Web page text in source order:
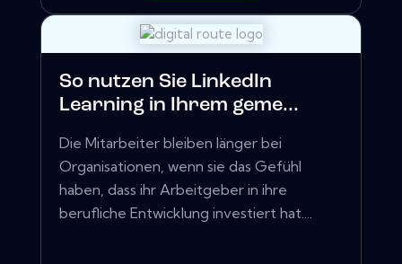
So nutzen Sie LinkedIn
Learning in Ihrem geme...
Die Mitarbeiter bleiben länger bei
Organisationen, wenn sie das Gefühl
haben, dass ihr Arbeitgeber in ihre
berufliche Entwicklung investiert hat....